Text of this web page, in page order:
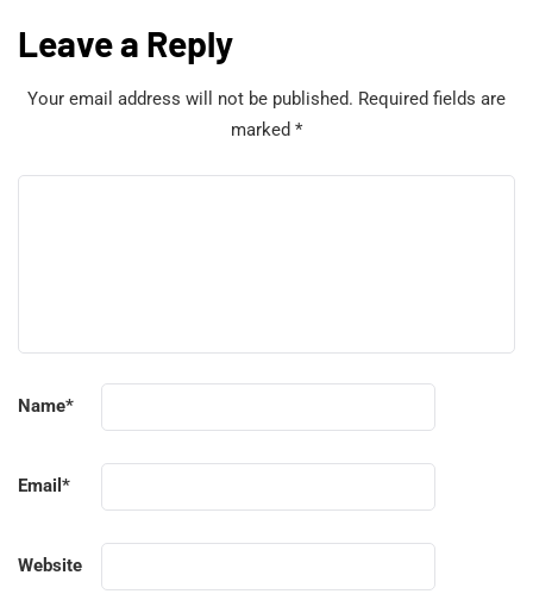
Leave a Reply
Your email address will not be published. Required fields are
marked *
Name*
Email *
Website